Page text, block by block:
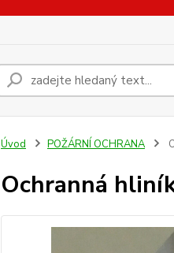
Úvod POŽÁRNÍ OCHRANA
Ochranná